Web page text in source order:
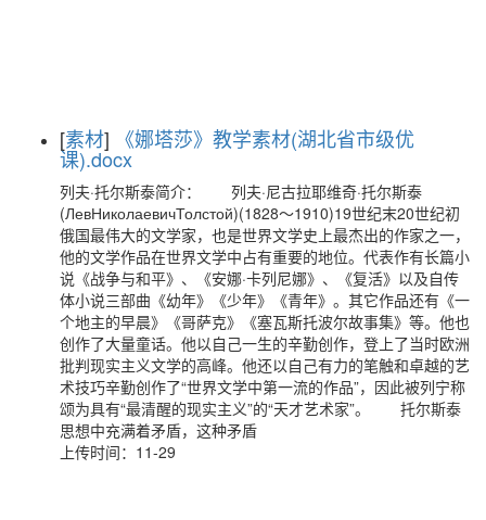
[素材] 《娜塔莎》教学素材(湖北省市级优
课).docx
列夫·托尔斯泰简介： 列夫·尼古拉耶维奇·托尔斯泰
(ЛевНиколаевичТолстой)(1828～1910)19世纪末20世纪初
俄国最伟大的文学家，也是世界文学史上最杰出的作家之一，
他的文学作品在世界文学中占有重要的地位。代表作有长篇小
说《战争与和平》、《安娜·卡列尼娜》、《复活》以及自传
体小说三部曲《幼年》《少年》《青年》。其它作品还有《一
个地主的早晨》《哥萨克》《塞瓦斯托波尔故事集》等。他也
创作了大量童话。他以自己一生的辛勤创作，登上了当时欧洲
批判现实主义文学的高峰。他还以自己有力的笔触和卓越的艺
术技巧辛勤创作了“世界文学中第一流的作品”，因此被列宁称
颂为具有“最清醒的现实主义”的“天才艺术家”。 托尔斯泰
思想中充满着矛盾，这种矛盾
上传时间：11-29